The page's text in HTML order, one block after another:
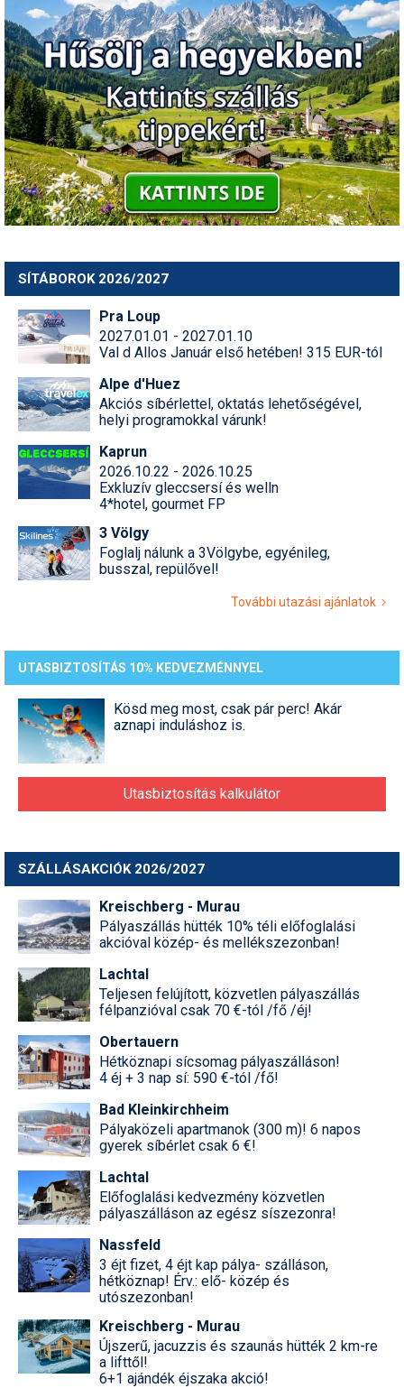
SÍTÁBOROK 2026/2027
Pra Loup
2027.01.01 - 2027.01.10
Val d Allos Január első hetében! 315 EUR-tól
Alpe d'Huez
Akciós síbérlettel, oktatás lehetőségével,
helyi programokkal várunk!
Kaprun
2026.10.22 - 2026.10.25
Exkluzív gleccsersí és welln
4*hotel, gourmet FP
3 Völgy
Foglalj nálunk a 3Völgybe, egyénileg,
busszal, repülővel!
További utazási ajánlatok
UTASBIZTOSÍTÁS 10% KEDVEZMÉNNYEL
Kösd meg most, csak pár perc! Akár
aznapi induláshoz is.
Utasbiztosítás kalkulátor
SZÁLLÁSAKCIÓK 2026/2027
Kreischberg - Murau
Pályaszállás hütték 10% téli előfoglalási
akcióval közép- és mellékszezonban!
Lachtal
Teljesen felújított, közvetlen pályaszállás
félpanzióval csak 70 €-tól /fő /éj!
Obertauern
Hétköznapi sícsomag pályaszálláson!
4 éj + 3 nap sí: 590 €-tól /fő!
Bad Kleinkirchheim
Pályaközeli apartmanok (300 m)! 6 napos
gyerek síbérlet csak 6 €!
Lachtal
Előfoglalási kedvezmény közvetlen
pályaszálláson az egész síszezonra!
Nassfeld
3 éjt fizet, 4 éjt kap pálya- szálláson,
hétköznap! Érv.: elő- közép és
utószezonban!
Kreischberg - Murau
Újszerű, jacuzzis és szaunás hütték 2 km-re
a lifttől!
6+1 ajándék éjszaka akció!